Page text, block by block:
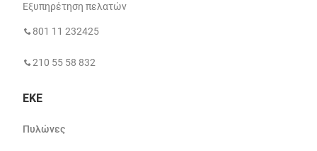
Εξυπηρέτηση πελατών
801 11 232425
210 55 58 832
ΕΚΕ
Πυλώνες